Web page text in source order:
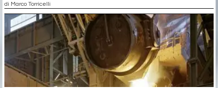
di Marco Torricelli